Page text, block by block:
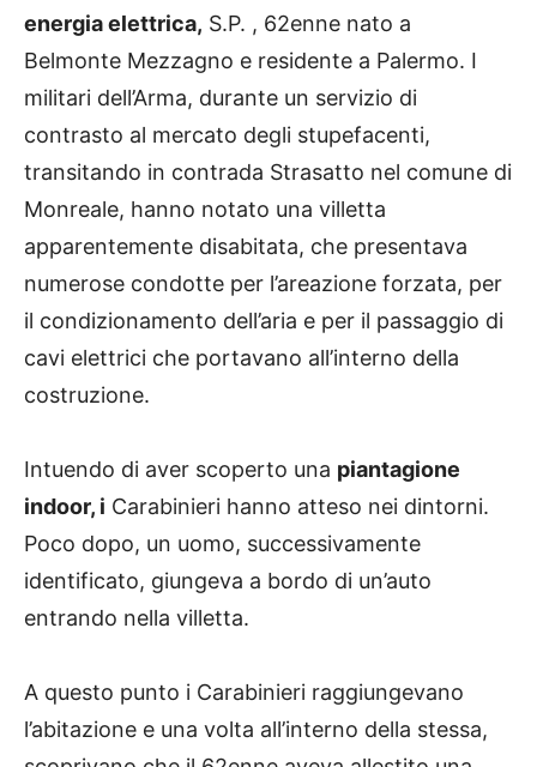
energia elettrica, S.P. , 62enne nato a
Belmonte Mezzagno e residente a Palermo. I
militari dell’Arma, durante un servizio di
contrasto al mercato degli stupefacenti,
transitando in contrada Strasatto nel comune di
Monreale, hanno notato una villetta
apparentemente disabitata, che presentava
numerose condotte per l’areazione forzata, per
il condizionamento dell’aria e per il passaggio di
cavi elettrici che portavano all’interno della
costruzione.
Intuendo di aver scoperto una piantagione
indoor, i Carabinieri hanno atteso nei dintorni.
Poco dopo, un uomo, successivamente
identificato, giungeva a bordo di un’auto
entrando nella villetta.
A questo punto i Carabinieri raggiungevano
l’abitazione e una volta all’interno della stessa,